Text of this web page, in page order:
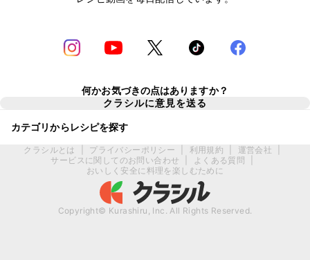
何かお気づきの点はありますか？
クラシルに意見を送る
カテゴリからレシピを探す
クラシルとは プライバシーポリシー 利用規約 運営会社
サービスに関してのお問い合わせ
よくある質問
おいしく安全に料理を楽しむために
Copyright© Kurashiru, Inc. All Rights Reserved.